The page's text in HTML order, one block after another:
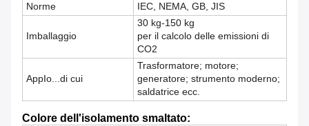
Norme
IEC, NEMA, GB, JIS
Imballaggio
30 kg-150 kg
per il calcolo delle emissioni di
CO2
AppIo...di cui
Trasformatore; motore;
generatore; strumento moderno;
saldatrice ecc.
Colore dell'isolamento smaltato: